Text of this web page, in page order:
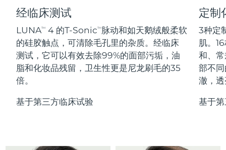
经临床测试
LUNATM 4 的T-SonicTM脉动和如天鹅绒般柔软
的硅胶触点，可清除毛孔里的杂质。经临床
测试，它可以有效去除99%的面部污垢，油
脂和化妆品残留，卫生性更是尼龙刷毛的35
倍。
基于第三方临床试验
定制
3种定
肌。
和、
部不
澈，
基于
PEACH™ 2 go
Travel-friendly IPL hair removal
PEACH™ Cooling Prep Gel
SUPERCHARGED™ serum
Firming body serum
ESPADA™ 2
Acne treatment device
ESPADA™ Blemish Solution
IRIS™ 2
Rejuvenating eye massager
眼部护肤
毛孔护理
KIWI™ derma
Diamond microdermabrasion .
Blackhead remover
LUNA™ 4 hair
2-in-1 LED scalp massager
LED light hairbrush
牙齿美白
NEW
issa™ Teeth Whitening Set
Dual LED + sonic device & 18% PAP gel
issa™ Teeth Whitening Gel
更多的
中国香港特别行政区 8/10/26
匈牙利 预计送达日期 8/9/26
冰岛 预计送达日期 8/10/26
印度尼西亚 8/7/26
爱尔兰 8/9/26